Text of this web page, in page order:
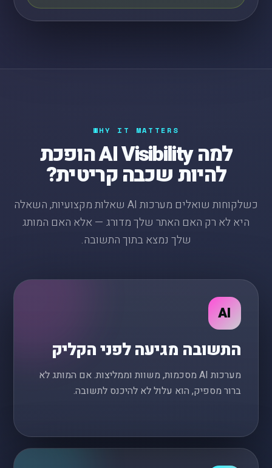
WHY IT MATTERS
למה AI Visibility הופכת
להיות שכבה קריטית?
כשלקוחות שואלים מערכות AI שאלות מקצועיות, השאלה
היא לא רק האם האתר שלך מדורג — אלא האם המותג
שלך נמצא בתוך התשובה.
AI
התשובה מגיעה לפני הקליק
מערכות AI מסכמות, משוות וממליצות. אם המותג לא
ברור מספיק, הוא עלול לא להיכנס לתשובה.